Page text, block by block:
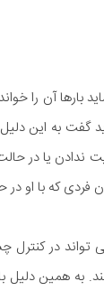
بارها آن را
گفت به این
ندادن یا در
که با او در
در کنترل
به همین دلیل